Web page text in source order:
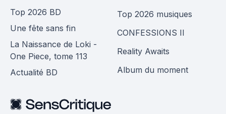
Top 2026 BD
Une fête sans fin
La Naissance de Loki -
One Piece, tome 113
Actualité BD
Top 2026 musiques
CONFESSIONS II
Reality Awaits
Album du moment